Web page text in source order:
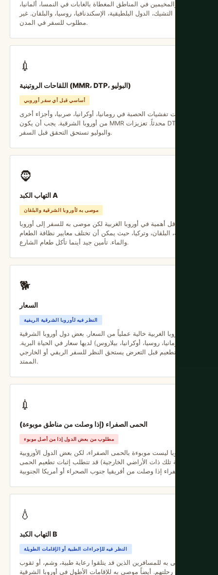
والمخيمين في المناطق المغطاة بالغابات في النمسا، ألمانيا،
جمهورية التشيك، الدول البلطيقية، الإسكندنافيا، روسيا، والبلقان. غير
مطلوب للسفر في المدن.
💉
اللقاحات الروتينية (MMR، DTP، البوليو)
أساسي قبل أي سفر أوروبي
وقد حدثت تفشيات الحصبة في رومانيا، أوكرانيا، صربيا، وأجزاء أخرى
من أوروبا الشرقية. يجب أن يكون MMR محدثاً. تعزيزات DTP
والبوليو تستحق التحقق قبل السفر.
🧔
التهاب الكبد A
موصى به لأوروبا الشرقية والبلقان
أقل أهمية في أوروبا الغربية لكن موصى به للسفر إلى أوروبا
الشرقية، البلقان، وتركيا، حيث يمكن أن تختلف معايير نظافة الطعام
والماء. تأمين جيد أينما تأكل طعام الشارع.
🐕
السعار
النظر فيه لأوروبا الشرقية الريفية
أوروبا الغربية خالية عملياً من السعار. بعض دول أوروبا الشرقية
(رومانيا، روسيا، أوكرانيا، بيلاروس) لديها سعار في الحياة البرية.
التطعيم قبل التعرض يستحق النظر للسفر الريفي أو الخارجي
الممتد.
💉
الحمى الصفراء (إذا وصلت من مناطق موبوءة)
مطلوب من بعض الدول إذا من أصل موبوء
أوروبا ليست موبوءة بالحمى الصفراء، لكن بعض الدول الأوروبية
(خاصة تلك ذات الأراضي الخارجية) قد تتطلب إثبات تطعيم الحمى
💧
التهاب الكبد B
النظر فيه للإجراءات الطبية أو الإقامات الطويلة
موصى به للمسافرين الذين قد يتلقوا رعاية طبية، وشم، أو ثقوب
أثناء رحلتهم. أيضاً موصى به للإقامات الأطول في أوروبا الشرقية